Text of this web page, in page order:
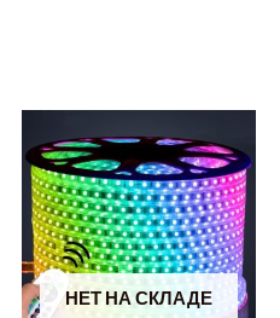
НЕТ НА СКЛАДЕ